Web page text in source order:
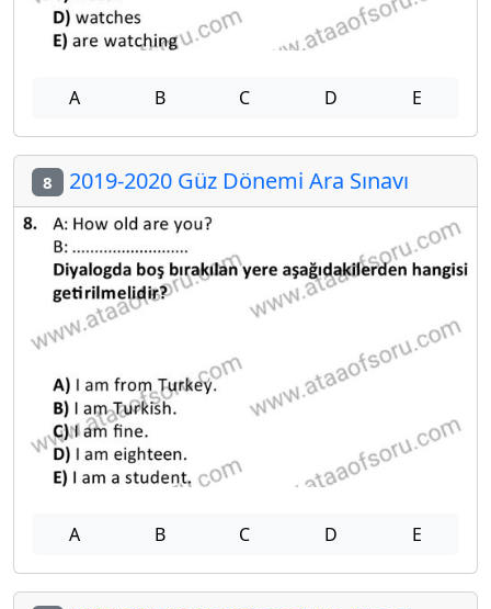
A B C D E
8 2019-2020 Güz Dönemi Ara Sınavı
A B C D E